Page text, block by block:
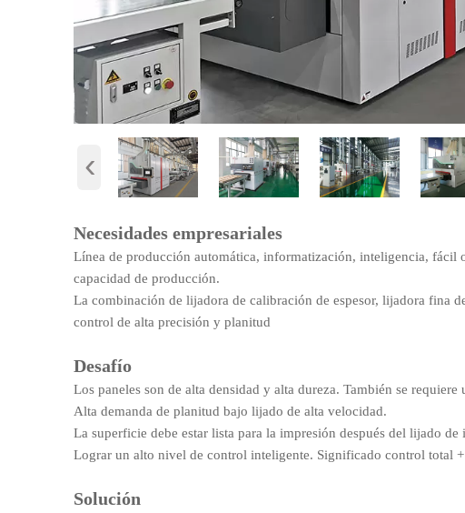
‹
Necesidades empresariales
Línea de producción automática, informatización, inteligencia, fácil
capacidad de producción.
La combinación de lijadora de calibración de espesor, lijadora fina
control de alta precisión y planitud
Desafío
Los paneles son de alta densidad y alta dureza. También se
Alta demanda de planitud bajo lijado de alta velocidad.
La superficie debe estar lista para la impresión después del lijado de
Lograr un alto nivel de control inteligente. Significado control total
Solución